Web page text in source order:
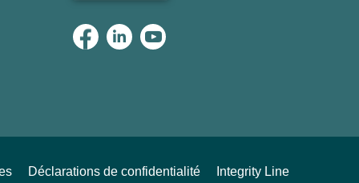
Déclarations de confidentialité Integrity Line